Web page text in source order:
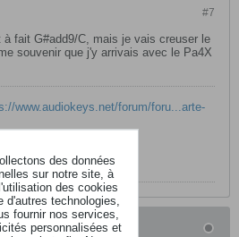
#7
à fait G#add9/C, mais je vais creuser le
souvenir que j'y arrivais avec le Pa4X
www.audiokeys.net/forum/foru...arte-
:
foru...ttre-un-avatar
des données
sur notre site, à
des cookies
d'autres technologies,
fournir nos services,
personnalisées et